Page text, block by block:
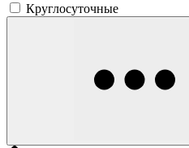
Круглосуточные